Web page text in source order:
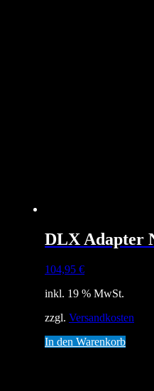
DLX Adapter
104,95 €
inkl. 19 % MwSt.
zzgl. Versandkosten
In den Warenkorb